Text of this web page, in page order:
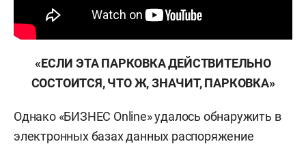
«ЕСЛИ ЭТА ПАРКОВКА ДЕЙСТВИТЕЛЬНО
СОСТОИТСЯ, ЧТО Ж, ЗНАЧИТ, ПАРКОВКА»
Однако «БИЗНЕС Online» удалось обнаружить в
электронных базах данных распоряжение